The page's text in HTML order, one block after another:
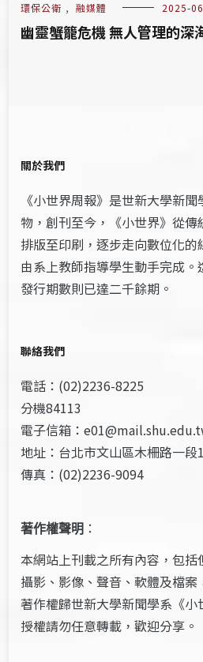
環保公衛 , 融媒體 2025-
幽靈蟹籠危機 無人管理的深
關於我們
《小世界周報》是世新大學新
物，創刊至今，《小世界》從傳
排版至印刷，逐步走向數位化
由系上教師指導學生動手完成。
發行期數則已達二千餘期。
聯絡我們
電話：(02)2236-8225
分機84113
電子信箱：
地址：台北市文山區木柵路一
傳真：(02)2236-9094
著作權聲明 ：
本網站上刊載之所有內容，包括
攝影、影像、聲音、軟體及檔案
著作權歸世新大學新聞學系《
授權請勿任意轉載，歡迎分享。